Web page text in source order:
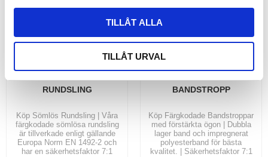
TILLÅT ALLA
TILLÅT URVAL
RUNDSLING
Köp Sömlös Rundsling | Våra
färgkodade sömlösa rundsling
är tillverkade enligt gällande
Europa Norm EN 1492-2 och
har en säkerhetsfaktor 7:1
BANDSTROPP
Köp Färgkodade Bandstroppar
med förstärkta ögon | Dubbla
lager band och impregnerat
polyesterband för bästa
kvalitet. | Säkerhetsfaktor 7:1